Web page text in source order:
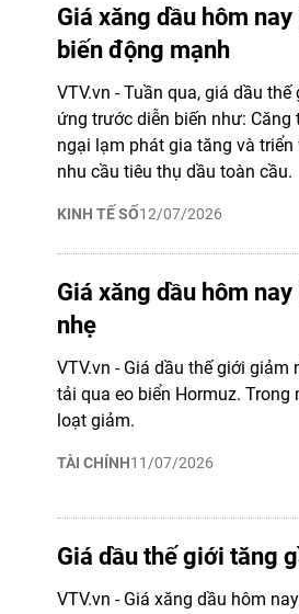
Giá xăng dầu hôm
biến động mạnh
KINH TẾ SỐ12/07/2026
VTV.vn - Tuần qua, giá dầu
ứng trước diễn biến như:
ngại lạm phát gia tăng và
nhu cầu tiêu thụ dầu toàn cầu.
Giá xăng dầu hôm
nhẹ
TÀI CHÍNH11/07/2026
VTV.vn - Giá dầu thế giới
tải qua eo biển Hormuz.
loạt giảm.
Giá dầu thế giới tăng
VTV.vn - Giá xăng dầu hôm